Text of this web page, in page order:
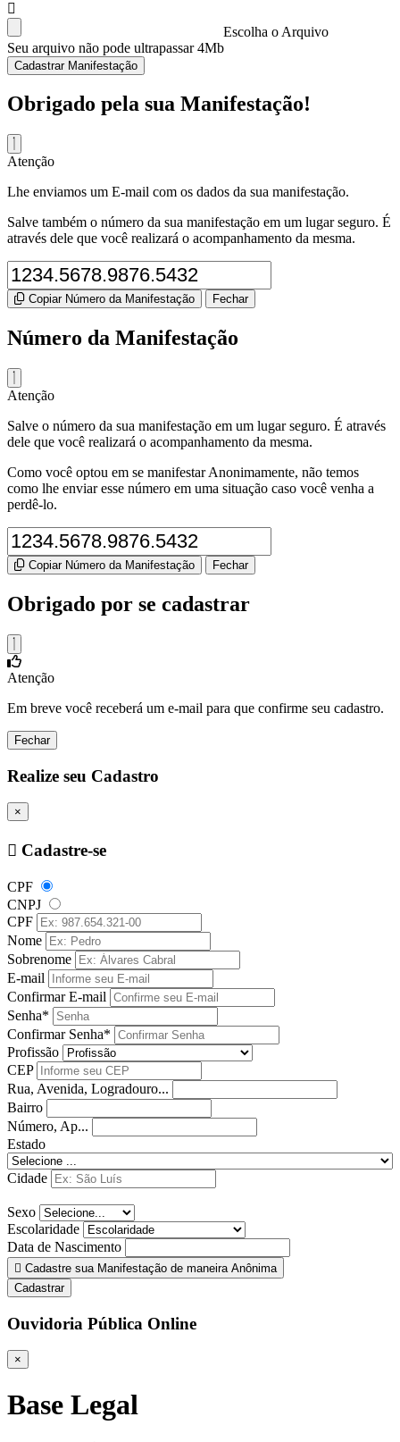
Escolha o Arquivo
Seu arquivo não pode ultrapassar 4Mb
Cadastrar Manifestação
Obrigado pela sua Manifestação!
Atenção
Lhe enviamos um E-mail com os dados da sua manifestação.
Salve também o número da sua manifestação em um lugar seguro. É
através dele que você realizará o acompanhamento da mesma.
Copiar Número da Manifestação Fechar
Número da Manifestação
Atenção
Salve o número da sua manifestação em um lugar seguro. É através
dele que você realizará o acompanhamento da mesma.
Como você optou em se manifestar Anonimamente, não temos
como lhe enviar esse número em uma situação caso você venha a
perdê-lo.
Copiar Número da Manifestação Fechar
Obrigado por se cadastrar
Atenção
Em breve você receberá um e-mail para que confirme seu cadastro.
Fechar
Realize seu Cadastro
×
Cadastre-se
CPF
CNPJ
CPF
Nome
Sobrenome
E-mail
Confirmar E-mail
Senha*
Confirmar Senha*
Profissão
CEP
Rua, Avenida, Logradouro...
Bairro
Número, Ap...
Estado
Cidade
Sexo
Escolaridade
Data de Nascimento
Cadastre sua Manifestação de maneira Anônima
Cadastrar
Ouvidoria Pública Online
×
Base Legal